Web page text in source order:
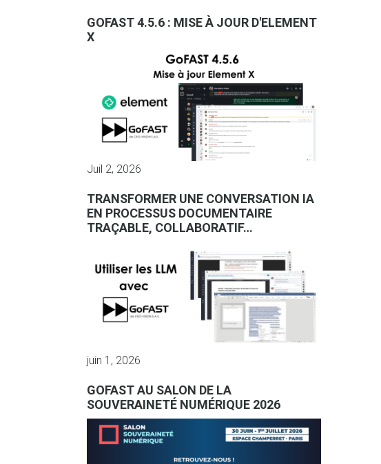
GOFAST 4.5.6 : MISE À JOUR D'ELEMENT
X
Juil 2, 2026
TRANSFORMER UNE CONVERSATION IA
EN PROCESSUS DOCUMENTAIRE
TRAÇABLE, COLLABORATIF…
juin 1, 2026
GOFAST AU SALON DE LA
SOUVERAINETÉ NUMÉRIQUE 2026